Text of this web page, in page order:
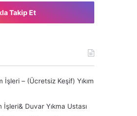
Takip Et
İşleri – (Ücretsiz Keşif) Yıkım
İşleri& Duvar Yıkma Ustası